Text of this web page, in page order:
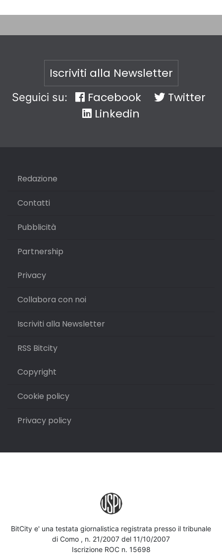
Iscriviti alla Newsletter
Seguici su: Facebook
Twitter
Linkedin
Redazione
Contatti
Pubblicità
Partnership
Privacy
Collabora con noi
Iscriviti alla Newsletter
RSS Bitcity
Copyright
Cookie policy
Privacy policy
BitCity e' una testata giornalistica registrata presso il tribunale
di Como , n. 21/2007 del 11/10/2007
Iscrizione ROC n. 15698